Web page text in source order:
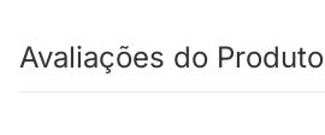
Avaliações do Produto